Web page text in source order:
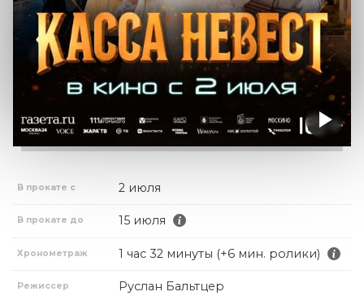
В прокате с 2 июля
В прокате до 15 июля
Хронометраж 1 час 32 минуты (+6 мин. ролики)
Режиссер Руслан Бальтцер